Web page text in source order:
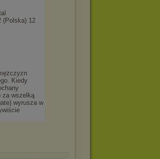
(Polska) 12
Kiedy
za wszelką
wyrusza w